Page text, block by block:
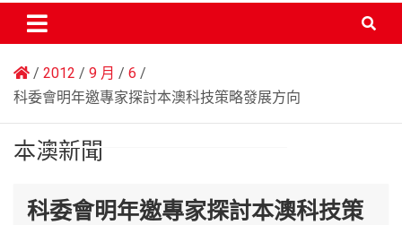
2012 9 月
6
科委會明年邀專家探討本澳科技策略發展方向
本澳新聞
科委會明年邀專家探討本澳科技策